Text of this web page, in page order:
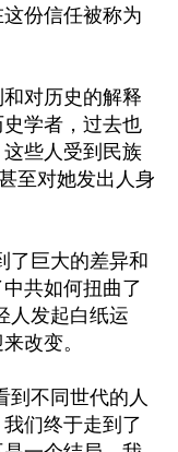
份信任被称为
对历史的解释
学者，过去也
些人受到民族
至对她发出人身
了巨大的差异和
共如何扭曲了
人发起白纸运
改变。
到不同世代的人
们终于走到了